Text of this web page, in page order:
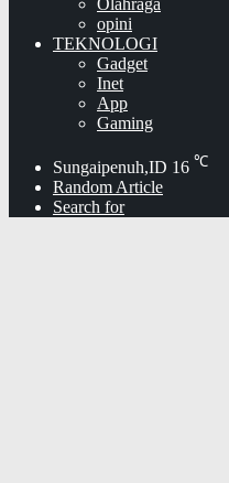
Olahraga
opini
TEKNOLOGI
Gadget
Inet
App
Gaming
Sungaipenuh,ID 16 ℃
Random Article
Search for